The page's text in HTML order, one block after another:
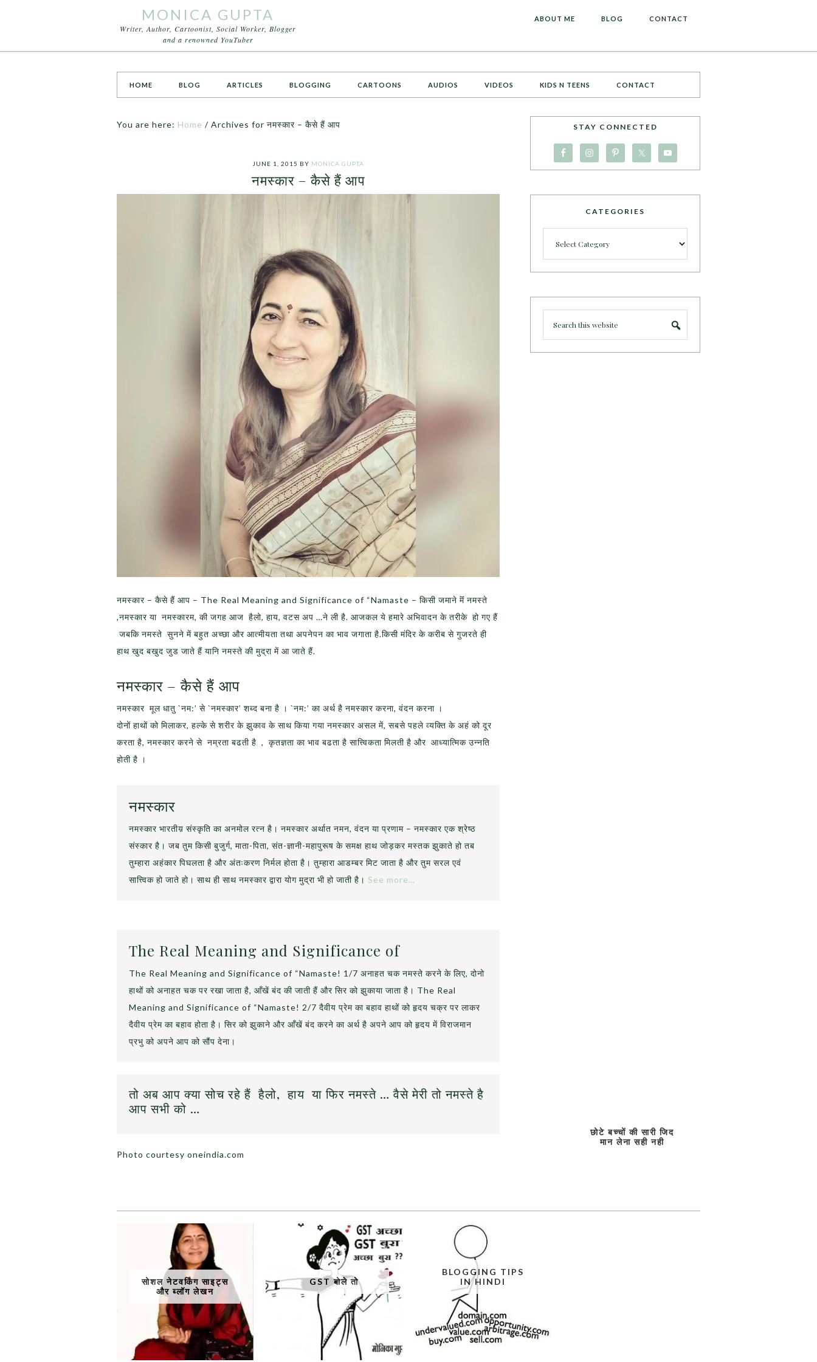
MONICA GUPTA
Writer, Author, Cartoonist, Social Worker, Blogger
and a renowned YouTuber
ABOUT ME BLOG CONTACT
HOME BLOG ARTICLES BLOGGING CARTOONS AUDIOS VIDEOS KIDS N TEENS CONTACT
You are here: Home / Archives for नमस्कार – कैसे हैं आप
JUNE 1, 2015 BY MONICA GUPTA
नमस्कार – कैसे हैं आप
नमस्कार – कैसे हैं आप – The Real Meaning and Significance of “Namaste – किसी जमाने मॆं नमस्ते
,नमस्कार या नमस्कारम, की जगह आज हैलो, हाय, वटस अप …ने ली है. आजकल ये हमारे अभिवादन के तरीके हो गए हैं
जबकि नमस्ते सुनने में बहुत अच्छा और आत्मीयता तथा अपनेपन का भाव जगाता है.किसी मंदिर के करीब से गुजरते ही
हाथ खुद बखुद जुड जाते हैं यानि नमस्ते की मुद्रा में आ जाते हैं.
नमस्कार – कैसे हैं आप
नमस्कार मूल धातु `नम:’ से `नमस्कार’ शब्द बना है । `नम:’ का अर्थ है नमस्कार करना, वंदन करना ।
दोनों हाथों को मिलाकर, हल्के से शरीर के झुकाव के साथ किया गया नमस्कार असल में, सबसे पहले व्यक्ति के अहं को दूर
करता है, नमस्कार करने से नम्रता बढती है , कृतज्ञता का भाव बढता है सात्त्विकता मिलती है और आध्यात्मिक उन्नति
होती है ।
नमस्कार
नमस्कार भारतीय़ संस्कृति का अनमोल रत्न है। नमस्कार अर्थात नमन, वंदन या प्रणाम – नमस्कार एक श्रेष्ठ
संस्कार है। जब तुम किसी बुजुर्ग, माता-पिता, संत-ज्ञानी-महापुरूष के समक्ष हाथ जोड़कर मस्तक झुकाते हो तब
तुम्हारा अहंकार पिघलता है और अंतःकरण निर्मल होता है। तुम्हारा आडम्बर मिट जाता है और तुम सरल एवं
सात्त्विक हो जाते हो। साथ ही साथ नमस्कार द्वारा योग मुद्रा भी हो जाती है। See more…
The Real Meaning and Significance of
The Real Meaning and Significance of “Namaste! 1/7 अनाहत चक नमस्ते करने के लिए, दोनो
हाथों को अनाहत चक पर रखा जाता है, आँखें बंद की जाती हैं और सिर को झुकाया जाता है। The Real
Meaning and Significance of “Namaste! 2/7 दैवीय प्रेम का बहाव हाथों को हृदय चक्र पर लाकर
दैवीय प्रेम का बहाव होता है। सिर को झुकाने और आँखें बंद करने का अर्थ है अपने आप को हृदय में विराजमान
प्रभु को अपने आप को सौंप देना।
तो अब आप क्या सोच रहे हैं हैलो, हाय या फिर नमस्ते … वैसे मेरी तो नमस्ते है
आप सभी को …
Photo courtesy oneindia.com
STAY CONNECTED
CATEGORIES
छोटे बच्चों की सारी जिद
मान लेना सही नही
BLOGGING TIPS
IN HINDI
GST बोले तो
सोशल नेटवर्किंग साइट्स
और ब्लॉग लेखन